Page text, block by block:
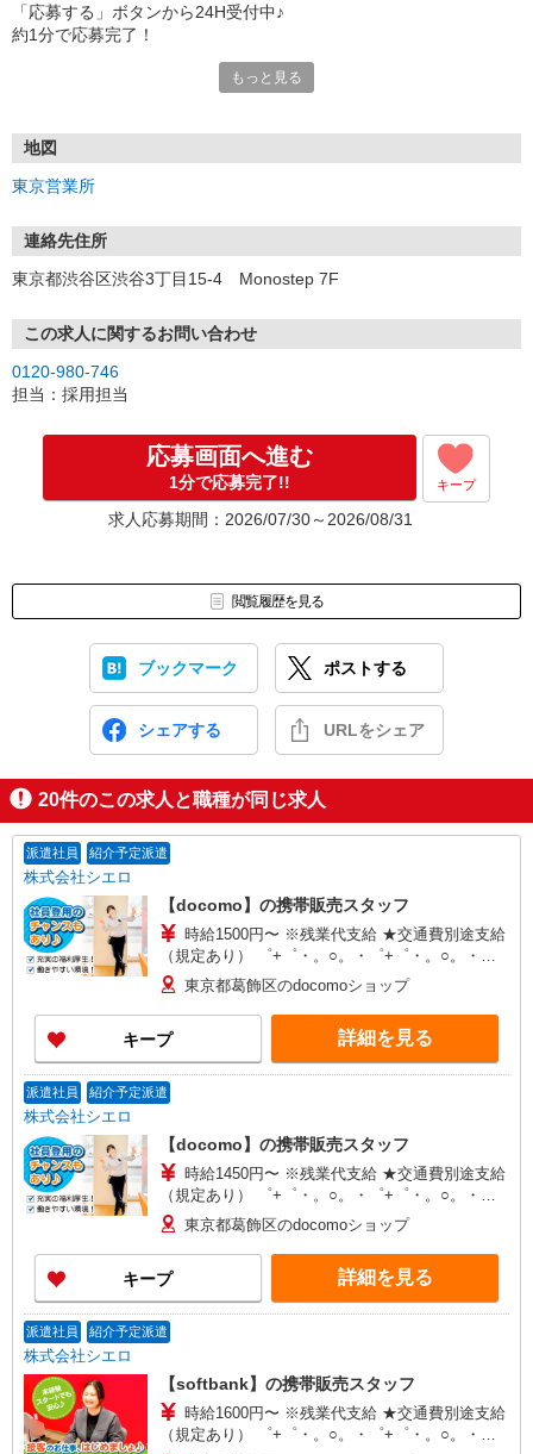
「応募する」ボタンから24H受付中♪
約1分で応募完了！
①応募から3営業日を目安に、メールorお電話でご連絡します。
★スマホでWEB面接（LINEなど）・出張面接・事務所面接と選べま
す
③面接実施（履歴書不要）
※ご希望があれば、職場見学の調整もOKです！
お気軽にご応募ください♪
もっと見る
地図
東京営業所
連絡先住所
東京都渋谷区渋谷3丁目15-4 Monostep 7F
この求人に関するお問い合わせ
0120-980-746
担当：採用担当
応募画面へ進む
1分で応募完了!! キープ
求人応募期間：2026/07/30～2026/08/31
閲覧履歴を見る
ブックマーク ポストする
シェアする URLをシェア
20件のこの求人と職種が同じ求人
派遣社員 紹介予定派遣
株式会社シエロ
【docomo】の携帯販売スタッフ
時給1500円〜 ※残業代支給 ★交通費別途支給
（規定あり） ゜+゜・。○。・゜+゜・。○。・゜
+゜ 入社祝い金10万円支給(規定有) お友達を紹介
頂くと, インセンティブ支給(規定有) ★月2回払
い・週払い可能（規程有）★ ゜・。○。・゜
+゜・。○。・゜+゜
東京都葛飾区のdocomoショップ
キープ 詳細を見る
派遣社員 紹介予定派遣
株式会社シエロ
【docomo】の携帯販売スタッフ
時給1450円〜 ※残業代支給 ★交通費別途支給
（規定あり） ゜+゜・。○。・゜+゜・。○。・゜
+゜ 入社祝い金10万円支給(規定有) お友達を紹介
頂くと, インセンティブ支給(規定有) ★月2回払
い・週払い可能（規程有）★ ゜・。○。・゜
+゜・。○。・゜+゜
東京都葛飾区のdocomoショップ
キープ 詳細を見る
派遣社員 紹介予定派遣
株式会社シエロ
【softbank】の携帯販売スタッフ
時給1600円〜 ※残業代支給 ★交通費別途支給
（規定あり） ゜+゜・。○。・゜+゜・。○。・゜